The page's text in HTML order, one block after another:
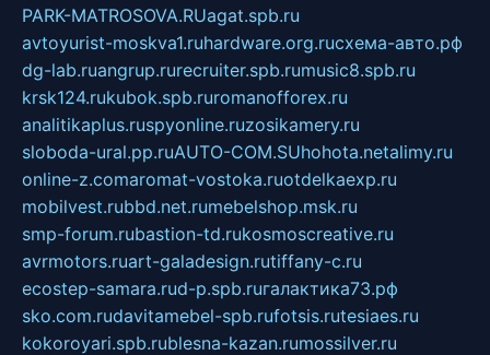
PARK-MATROSOVA.RUagat.spb.ru
avtoyurist-moskva1.ruhardware.org.ruсхема-авто.рф
dg-lab.ruangrup.rurecruiter.spb.rumusic8.spb.ru
krsk124.rukubok.spb.ruromanofforex.ru
analitikaplus.ruspyonline.ruzosikamery.ru
sloboda-ural.pp.ruAUTO-COM.SUhohota.netalimy.ru
online-z.comaromat-vostoka.ruotdelkaexp.ru
mobilvest.rubbd.net.rumebelshop.msk.ru
smp-forum.rubastion-td.rukosmoscreative.ru
avrmotors.ruart-galadesign.rutiffany-c.ru
ecostep-samara.rud-p.spb.ruгалактика73.рф
sko.com.rudavitamebel-spb.rufotsis.rutesiaes.ru
kokoroyari.spb.rublesna-kazan.rumossilver.ru